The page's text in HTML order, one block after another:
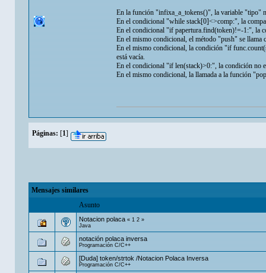
En la función "infixa_a_tokens()", la variable "tipo"
En el condicional "while stack[0]<>comp:", la
En el condicional "if papertura.find(token)!=-1:", la
En el mismo condicional, el método "push" se llama
En el mismo condicional, la condición "if
está vacía.
En el condicional "if len(stack)>0:", la condición no
En el mismo condicional, la llamada a la función
Páginas: [1]
Mensajes similares
Asunto
Notacion polaca«1 2»
Java
notación polaca inversa
Programación C/C++
[Duda] token/strtok /Notacion Polaca Inversa
Programación C/C++